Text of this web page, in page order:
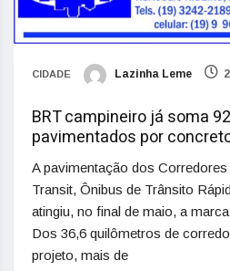
CIDADE Lazinha Leme
BRT campineiro já soma
pavimentados por
A pavimentação dos
Transit, Ônibus de Trânsito
atingiu, no final de maio, a
Dos 36,6 quilômetros de
projeto, mais de